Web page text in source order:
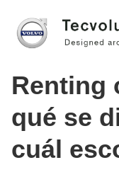
Renting
qué se
cuál